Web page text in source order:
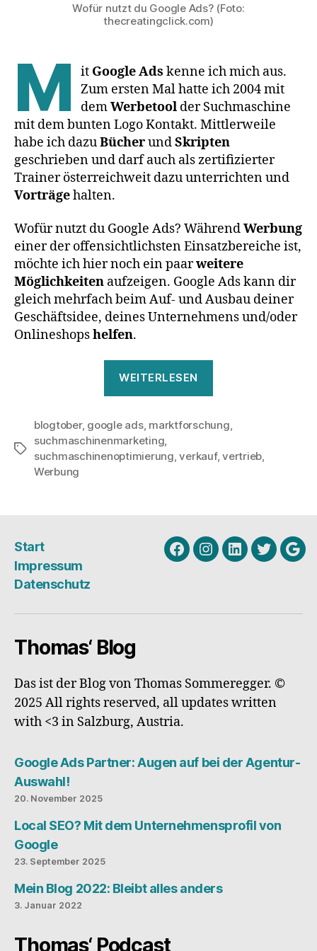
Wofür nutzt du Google Ads? (Foto:
thecreatingclick.com)
M it Google Ads kenne ich mich aus.
Zum ersten Mal hatte ich 2004 mit
demWerbetool der Suchmaschine
mit dem bunten Logo Kontakt. Mittlerweile
habe ich dazuBücherundSkripten
geschrieben und darf auch als zertifizierter
Trainer österreichweit dazu unterrichten und
Vorträgehalten.
Wofür nutzt du Google Ads? WährendWerbung
einer der offensichtlichsten Einsatzbereiche ist,
möchte ich hier noch ein paarweitere
Möglichkeiten aufzeigen. Google Ads kann dir
gleich mehrfach beim Auf- und Ausbau deiner
Geschäftsidee, deines Unternehmens und/oder
Onlineshopshelfen.
WEITERLESEN
Google
Schlagwörter
blogtober, google ads, marktforschung
suchmaschinenmarketing
suchmaschinenoptimierung ,verkauf,vertrieb
Werbung
Start
Impressum
Datenschutz
FacebookInstagram
LinkedinTwitter
Thomas‘ Blog
Das ist der Blog von Thomas Sommeregger. ©
2025 All rights reserved, all updates written
with <3 in Salzburg, Austria.
Google Ads Partner: Augen auf bei der Agentur-
Auswahl!
20. November 2025
Local SEO? Mit dem Unternehmensprofil von
Google
23. September 2025
Mein Blog 2022: Bleibt alles anders
3. Januar 2022
Thomas‘ Podcast